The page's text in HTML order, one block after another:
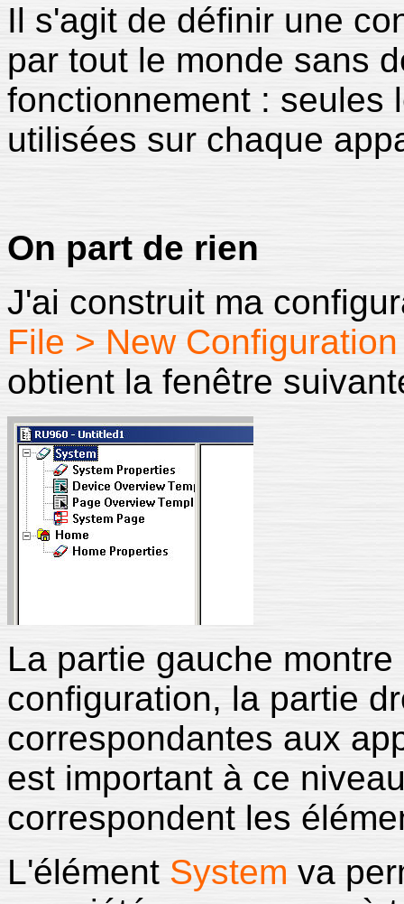
Il s'agit de définir une
par tout le monde sans
fonctionnement : seules
utilisées sur chaque
On part de rien
J'ai construit ma
File > New Configuration
obtient la fenêtre
La partie gauche
configuration, la partie
correspondantes aux
est important à ce
correspondent les
L'élément System va